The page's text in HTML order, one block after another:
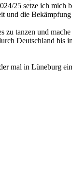
25 setze ich mich
und die
tanzen und
Deutschland
mal in Lüneburg